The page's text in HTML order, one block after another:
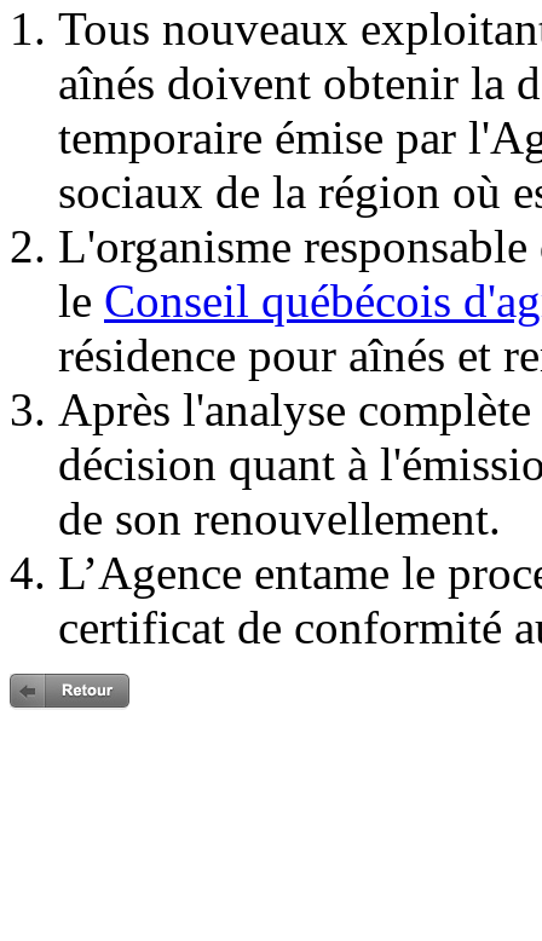
Tous nouveaux
aînés doivent obtenir la
temporaire émise par
sociaux de la région où
L'organisme
le Conseil québécois
résidence pour aînés et
Après l'analyse
décision quant à
de son renouvellement.
L’Agence entame le
certificat de conformité